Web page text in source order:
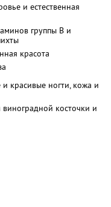
и естественная
группы B и
красота
красивые ногти, кожа и
виноградной косточки и